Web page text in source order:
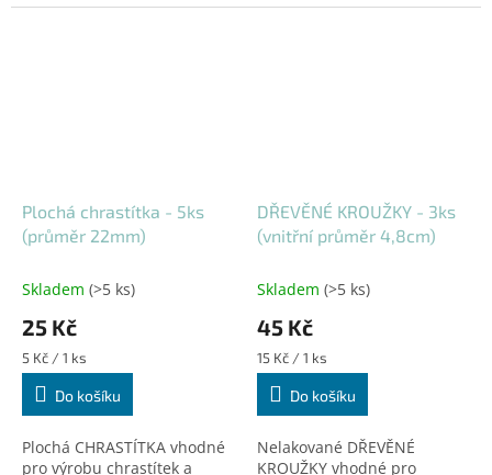
Plochá chrastítka - 5ks
(průměr 22mm)
Skladem (>5 ks)
25 Kč
Měrná
cena:
5 Kč / 1 ks
Do košíku
Plochá CHRASTÍTKA vhodné
pro výrobu chrastítek a
DŘEVĚNÉ KROUŽKY - 3ks
(vnitřní průměr 4,8cm)
Skladem (>5 ks)
45 Kč
Měrná
cena:
15 Kč / 1 ks
Do košíku
Nelakované DŘEVĚNÉ
KROUŽKY vhodné pro